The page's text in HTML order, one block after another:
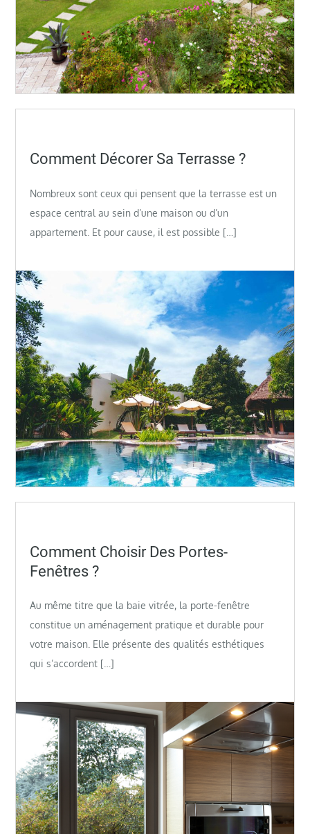
on
Comment Décorer Sa Terrasse ?
Nombreux sont ceux qui pensent que la terrasse est un
espace central au sein d’une maison ou d’un
appartement. Et pour cause, il est possible […]
on
Comment Choisir Des Portes-
Fenêtres ?
Au même titre que la baie vitrée, la porte-fenêtre
constitue un aménagement pratique et durable pour
votre maison. Elle présente des qualités esthétiques
qui s’accordent […]